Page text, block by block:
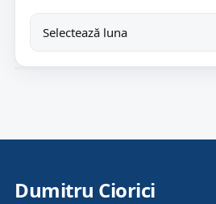
Dumitru Ciorici